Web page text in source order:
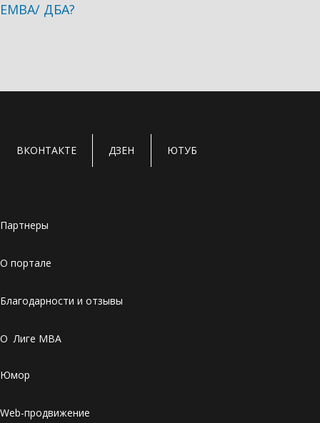
ЕМВА/ ДБА?
ВКОНТАКТЕ ДЗЕН ЮТУБ
Партнеры
О портале
Благодарности и отзывы
О Лиге MBA
Юмор
Web-продвижение